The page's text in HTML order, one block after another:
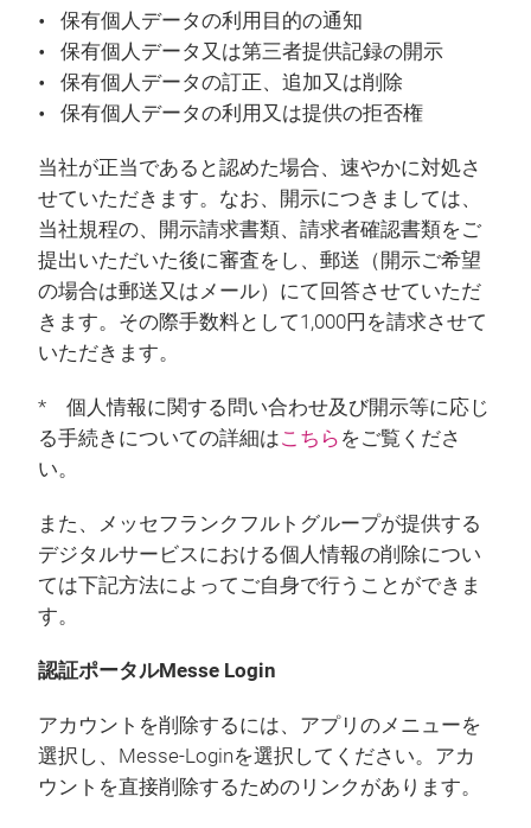
保有個人データの利用目的の通知
保有個人データ又は第三者提供記録の開示
保有個人データの訂正、追加又は削除
保有個人データの利用又は提供の拒否権
当社が正当であると認めた場合、速やかに対処さ
せていただきます。なお、開示につきましては、
当社規程の、開示請求書類、請求者確認書類をご
提出いただいた後に審査をし、郵送（開示ご希望
の場合は郵送又はメール）にて回答させていただ
きます。その際手数料として1,000円を請求させて
いただきます。
* 個人情報に関する問い合わせ及び開示等に応じ
る手続きについての詳細はこちら をご覧くださ
い。
また、メッセフランクフルトグループが提供する
デジタルサービスにおける個人情報の削除につい
ては下記方法によってご自身で行うことができま
す。
認証ポータルMesse Login
アカウントを削除するには、アプリのメニューを
選択し、Messe-Loginを選択してください。アカ
ウントを直接削除するためのリンクがあります。